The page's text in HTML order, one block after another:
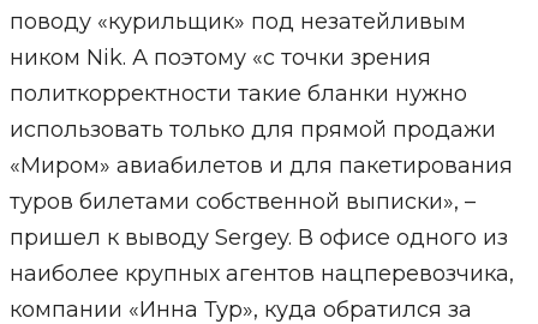
поводу «курильщик» под незатейливым
ником Nik. А поэтому «с точки зрения
политкорректности такие бланки нужно
использовать только для прямой продажи
«Миром» авиабилетов и для пакетирования
туров билетами собственной выписки», –
пришел к выводу Sergey. В офисе одного из
наиболее крупных агентов нацперевозчика,
компании «Инна Тур», куда обратился за